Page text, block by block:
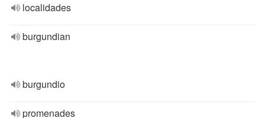
localidades
burgundian
burgundio
promenades